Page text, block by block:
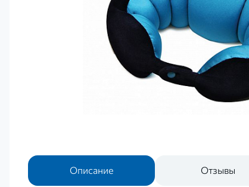
Описание Отзывы